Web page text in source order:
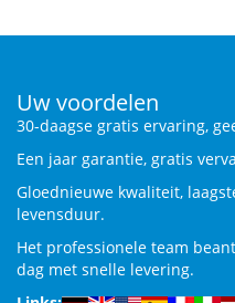
Uw voordelen
30-daagse gratis ervaring,
Een jaar garantie, gratis
Gloednieuwe kwaliteit,
levensduur.
Het professionele team
dag met snelle levering.